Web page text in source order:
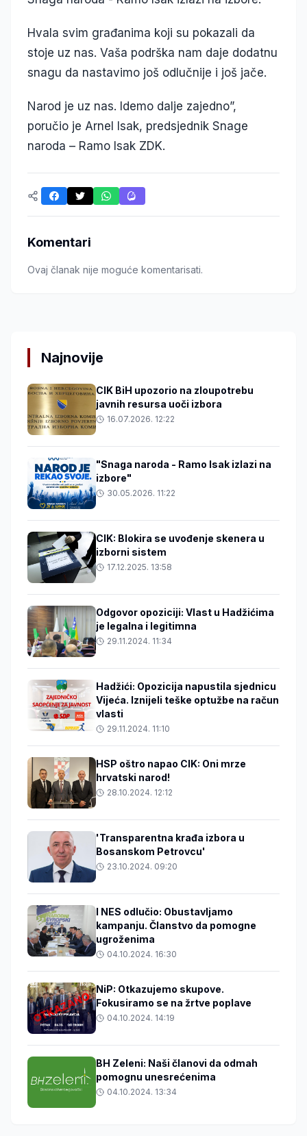
Hvala svim građanima koji su pokazali da
stoje uz nas. Vaša podrška nam daje dodatnu
snagu da nastavimo još odlučnije i još jače.
Narod je uz nas. Idemo dalje zajedno”,
poručio je Arnel Isak, predsjednik Snage
naroda – Ramo Isak ZDK.
Komentari
Ovaj članak nije moguće komentarisati.
Najnovije
CIK BiH upozorio na zloupotrebu
javnih resursa uoči izbora
16.07.2026. 12:22
"Snaga naroda - Ramo Isak izlazi na
izbore"
30.05.2026. 11:22
CIK: Blokira se uvođenje skenera u
izborni sistem
17.12.2025. 13:58
Odgovor opoziciji: Vlast u Hadžićima
je legalna i legitimna
29.11.2024. 11:34
Hadžići: Opozicija napustila sjednicu
Vijeća. Iznijeli teške optužbe na račun
vlasti
29.11.2024. 11:10
HSP oštro napao CIK: Oni mrze
hrvatski narod!
28.10.2024. 12:12
'Transparentna krađa izbora u
Bosanskom Petrovcu'
23.10.2024. 09:20
I NES odlučio: Obustavljamo
kampanju. Članstvo da pomogne
ugroženima
04.10.2024. 16:30
NiP: Otkazujemo skupove.
Fokusiramo se na žrtve poplave
04.10.2024. 14:19
BH Zeleni: Naši članovi da odmah
pomognu unesrećenima
04.10.2024. 13:34